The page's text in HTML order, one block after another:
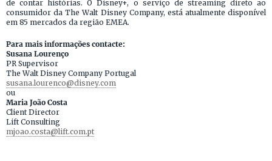
de contar histórias. O Disney+, o serviço de streaming direto ao
consumidor da The Walt Disney Company, está atualmente disponível
em 85 mercados da região EMEA.
Para mais informações contacte:
Susana Lourenço
PR Supervisor
The Walt Disney Company Portugal
susana.lourenco@disney.com
ou
Maria João Costa
Client Director
Lift Consulting
mjoao.costa@lift.com.pt